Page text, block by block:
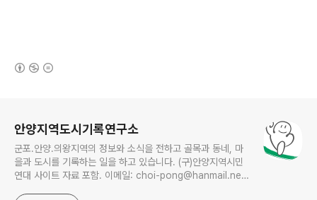
안양지역도시기록연구소
군포.안양.의왕지역의 정보와 소식을 전하고 골목과 동네, 마
을과 도시를 기록하는 일을 하고 있습니다. (구)안양지역시민
연대 사이트 자료 포함. 이메일: choi-pong@hanmail.net